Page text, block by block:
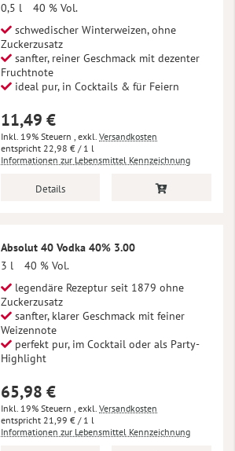
0,5 l
40 % Vol.
schwedischer Winterweizen, ohne
Zuckerzusatz
sanfter, reiner Geschmack mit dezenter
Fruchtnote
ideal pur, in Cocktails & für Feiern
11,49 €
Inkl. 19% Steuern , exkl. Versandkosten
22,98 € / 1 l
Informationen zur Lebensmittel Kennzeichnung
Details
Absolut 40 Vodka 40% 3.00
3 l
40 % Vol.
legendäre Rezeptur seit 1879 ohne
Zuckerzusatz
sanfter, klarer Geschmack mit feiner
Weizennote
perfekt pur, im Cocktail oder als Party-
Highlight
65,98 €
Inkl. 19% Steuern , exkl. Versandkosten
21,99 € / 1 l
Informationen zur Lebensmittel Kennzeichnung